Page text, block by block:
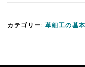
カテゴリー: 革細工の基本